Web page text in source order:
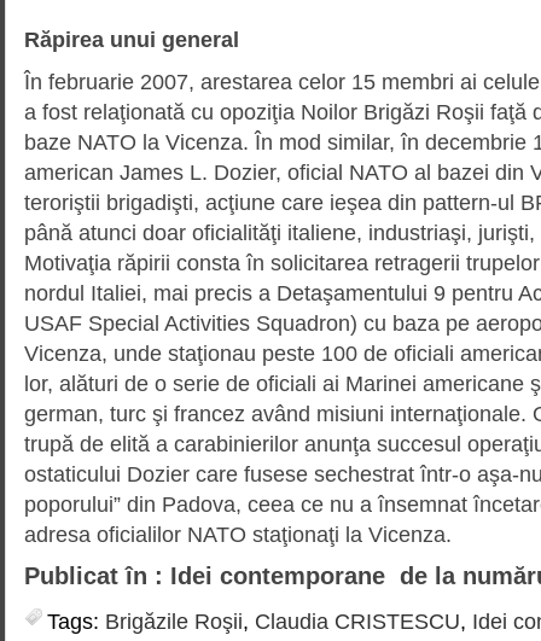
Răpirea unui general
În februarie 2007, arestarea celor 15 membri ai
a fost relaţionată cu opoziţia Noilor Brigăzi Roşii faţă
baze NATO la Vicenza. În mod similar, în decembrie
american James L. Dozier, oficial NATO al bazei din
teroriştii brigadişti, acţiune care ieşea din pattern-ul
până atunci doar oficialităţi italiene, industriaşi,
Motivaţia răpirii consta în solicitarea retragerii
nordul Italiei, mai precis a Deta­şamentului 9 pentru
USAF Special Activities Squa­dron) cu baza pe
Vicenza, unde staţionau peste 100 de oficiali
lor, alături de o serie de oficiali ai Marinei americane
german, turc şi francez având misiuni internaţionale.
trupă de elită a carabinierilor anunţa succesul
ostaticului Dozier care fusese sechestrat într-o aşa-
poporului” din Padova, ceea ce nu a însemnat
adresa oficialilor NATO staţionaţi la Vicenza.
Publicat în : Idei contemporane de la
Tags: Brigăzile Roşii, Claudia CRISTESCU, Idei